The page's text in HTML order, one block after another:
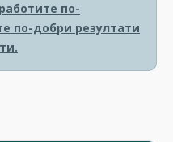
по-
по-добри резултати